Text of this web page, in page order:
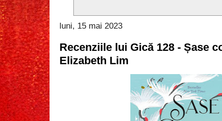
luni, 15 mai 2023
Recenziile lui Gică 128 - Șase
Elizabeth Lim